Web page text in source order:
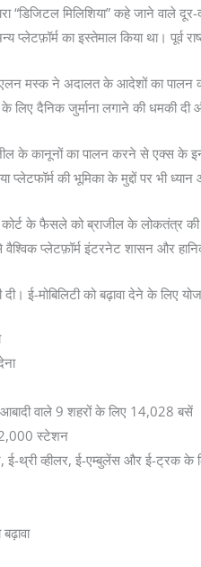
“डिजिटल मिलिशिया” कहे जाने
का इस्तेमाल किया था। पूर्व
मस्क ने अदालत के आदेशों का पालन
दैनिक जुर्माना लगाने की धमकी दी
के कानूनों का पालन करने से एक्स
की भूमिका के मुद्दों पर भी ध्यान
कोर्ट के फैसले को ब्राजील के लोकतंत्र
प्लेटफ़ॉर्म इंटरनेट शासन और
ई-मोबिलिटी को बढ़ावा देने के लिए
वाले 9 शहरों के लिए 14,028 बसें
स्टेशन
ई-थ्री व्हीलर, ई-एम्बुलेंस और ई-ट्रक